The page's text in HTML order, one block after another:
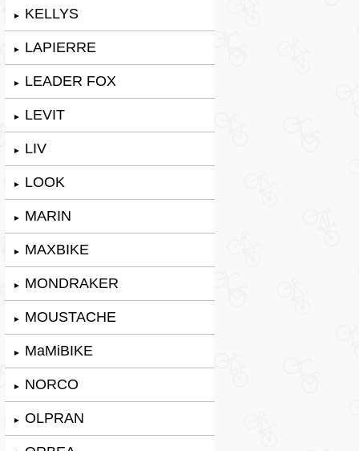
► KELLYS
► LAPIERRE
► LEADER FOX
► LEVIT
► LIV
► LOOK
► MARIN
► MAXBIKE
► MONDRAKER
► MOUSTACHE
► MaMiBIKE
► NORCO
► OLPRAN